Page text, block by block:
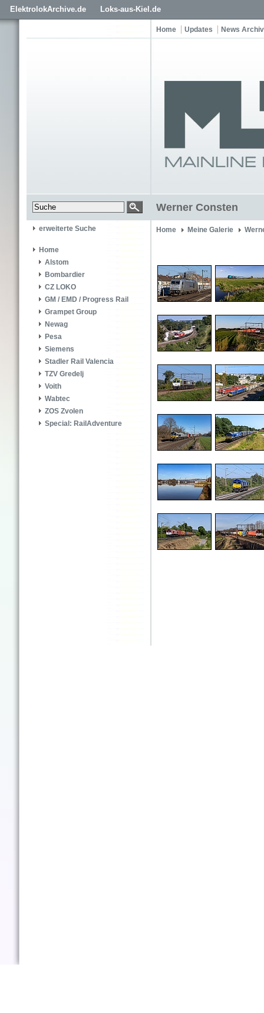
ElektrolokArchive.de Loks-aus-Kiel.de
Home Updates News Archiv
Werner Consten
erweiterte Suche
Home
Alstom
Bombardier
CZ LOKO
GM / EMD / Progress Rail
Grampet Group
Newag
Pesa
Siemens
Stadler Rail Valencia
TZV Gredelj
Voith
Wabtec
ZOS Zvolen
Special: RailAdventure
Home Meine Galerie